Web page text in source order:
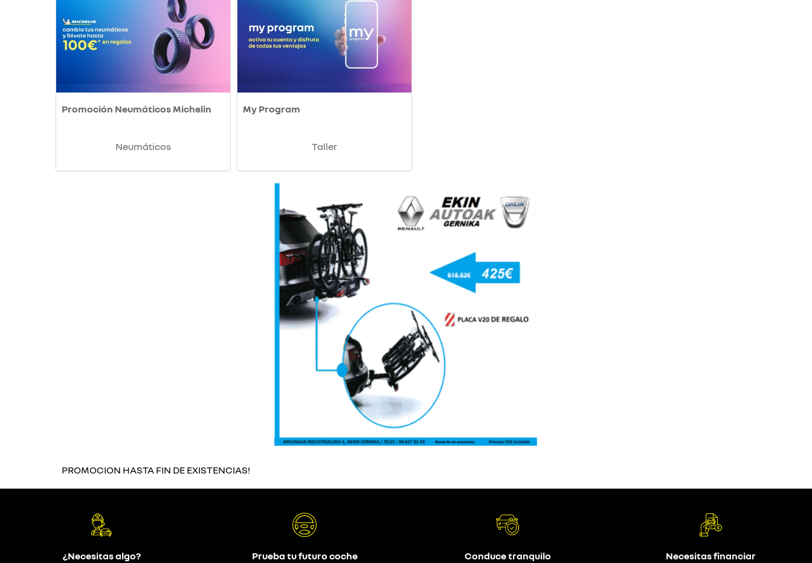
Promoción Neumáticos Michelin
Neumáticos
My Program
Taller
PROMOCION HASTA FIN DE EXISTENCIAS!
¿Necesitas algo? Prueba tu futuro coche Conduce tranquilo Necesitas financiar